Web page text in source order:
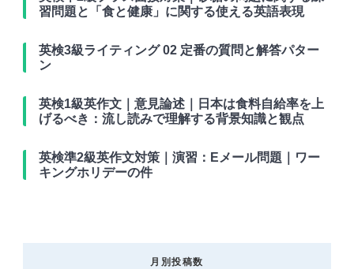
習問題と「食と健康」に関する使える英語表現
英検3級ライティング 02 定番の質問と解答パター
ン
英検1級英作文｜意見論述｜日本は食料自給率を上
げるべき：流し読みで理解する背景知識と観点
英検準2級英作文対策｜演習：Eメール問題｜ワー
キングホリデーの件
月別投稿数